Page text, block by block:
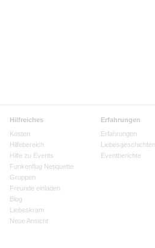
Hilfreiches
Kosten
Hilfebereich
Hilfe zu Events
Funkenflug Netiquette
Gruppen
Freunde einladen
Blog
Liebeskram
Neue Ansicht
Erfahrungen
Erfahrungen
Liebesgeschichten
Eventberichte